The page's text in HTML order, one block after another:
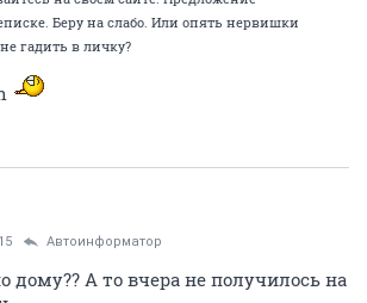
Беру на слабо. Или опять нервишки
гадить в личку?
Автоинформатор
дому?? А то вчера не получилось на